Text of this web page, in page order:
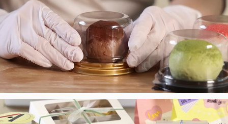
페이코 ID로
PAYCO 바로